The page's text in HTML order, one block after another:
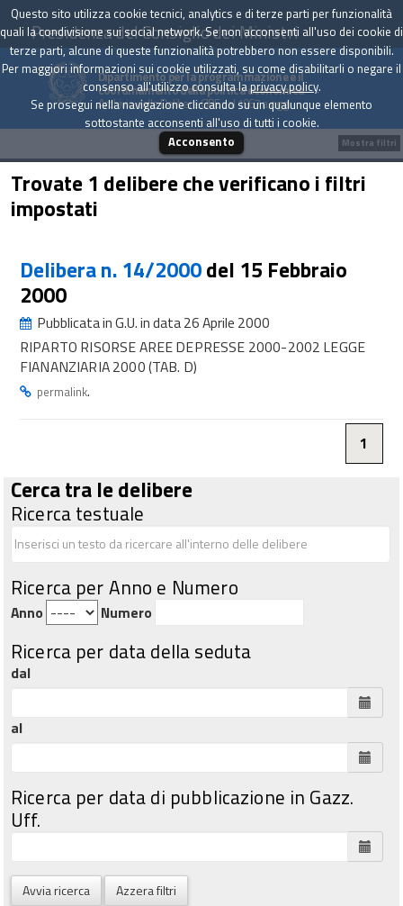
Presidenza del Consiglio dei Ministri
Dipartimento per la programmazione e il
coordinamento della politica economica
Archivio delle Delibere CIPE dal 1967 a oggi
Trovate 1 delibere che verificano i filtri
impostati
Delibera n. 14/2000del 15 Febbraio
2000
Pubblicata in G.U. in data 26 Aprile 2000
RIPARTO RISORSE AREE DEPRESSE 2000-2002 LEGGE
FIANANZIARIA 2000 (TAB. D)
permalink.
1
Cerca tra le delibere
Ricerca testuale
Ricerca per Anno e Numero
Anno Numero
Ricerca per data della seduta
dal
al
Ricerca per data di pubblicazione in Gazz.
Uff.
Avvia ricerca Azzera filtri
Mostra filtri
Questo sito utilizza cookie tecnici, analytics e di terze parti per funzionalità
quali la condivisione sui social network. Se non acconsenti all'uso dei cookie di
terze parti, alcune di queste funzionalità potrebbero non essere disponibili.
Per maggiori informazioni sui cookie utilizzati, su come disabilitarli o negare il
consenso all'utilizzo consulta laprivacy policy.
Se prosegui nella navigazione cliccando su un qualunque elemento
sottostante acconsenti all'uso di tutti i cookie.
Acconsento